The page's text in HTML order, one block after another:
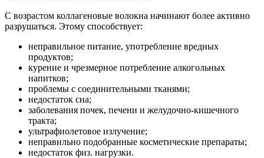
С возрастом коллагеновые волокна начинают более активно
разрушаться. Этому способствует:
неправильное питание, употребление вредных
продуктов;
курение и чрезмерное потребление алкогольных
напитков;
проблемы с соединительными тканями;
недостаток сна;
заболевания почек, печени и желудочно-кишечного
тракта;
ультрафиолетовое излучение;
неправильно подобранные косметические препараты;
недостаток физ. нагрузки.